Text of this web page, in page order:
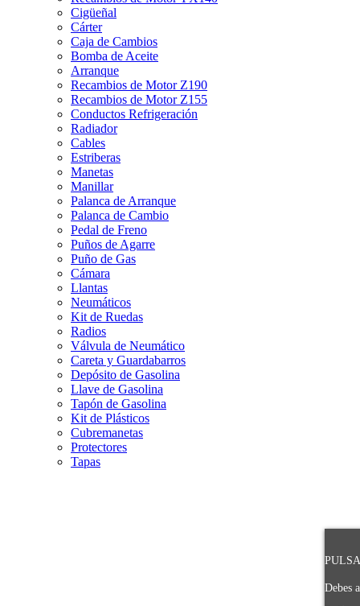
Cigüeñal
Cárter
Caja de Cambios
Bomba de Aceite
Arranque
Recambios de Motor Z190
Recambios de Motor Z155
Conductos Refrigeración
Radiador
Cables
Estriberas
Manetas
Manillar
Palanca de Arranque
Palanca de Cambio
Pedal de Freno
Puños de Agarre
Puño de Gas
Cámara
Llantas
Neumáticos
Kit de Ruedas
Radios
Válvula de Neumático
Careta y Guardabarros
Depósito de Gasolina
Llave de Gasolina
Tapón de Gasolina
Kit de Plásticos
Cubremanetas
Protectores
Tapas
Debes